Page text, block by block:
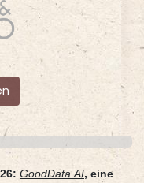
GoodData.AI, eine